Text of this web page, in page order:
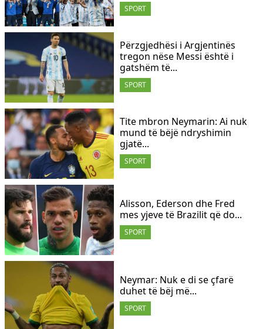
SPORT
SPORT
Përzgjedhësi i Argjentinës
tregon nëse Messi është i
gatshëm të...
SPORT
Tite mbron Neymarin: Ai nuk
mund të bëjë ndryshimin
gjatë...
SPORT
Alisson, Ederson dhe Fred
mes yjeve të Brazilit që do...
SPORT
Neymar: Nuk e di se çfarë
duhet të bëj më...